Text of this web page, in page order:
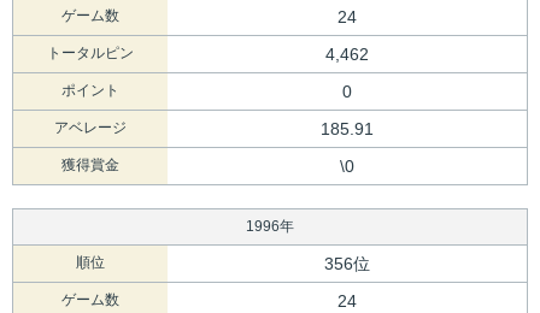
ゲーム数 24
トータルピン 4,462
ポイント 0
アベレージ 185.91
獲得賞金 \0
1996年
順位 356位
ゲーム数 24